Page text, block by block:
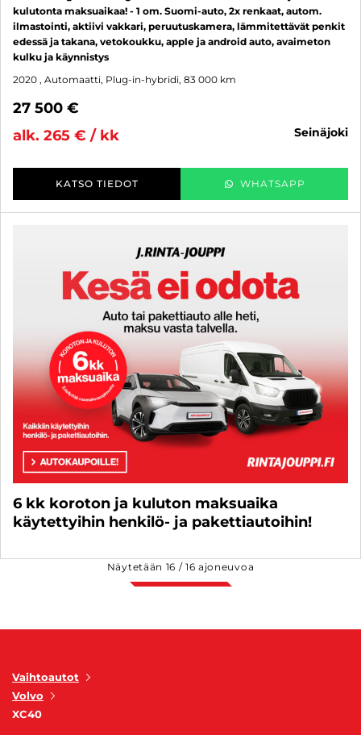
kulutonta maksuaikaa! - 1 om. Suomi-auto, 2x renkaat, autom.
ilmastointi, aktiivi vakkari, peruutuskamera, lämmitettävät penkit
edessä ja takana, vetokoukku, apple ja android auto, avaimeton
kulku ja käynnistys
2020 , Automaatti, Plug-in-hybridi, 83 000 km
27 500 €
alk. 265 € / kk
seinäjoki
KATSO TIEDOT WHATSAPP
6 kk koroton ja kuluton maksuaika
käytettyihin henkilö- ja pakettiautoihin!
Näytetään 16 /16 ajoneuvoa
Vaihtoautot
Volvo
XC40